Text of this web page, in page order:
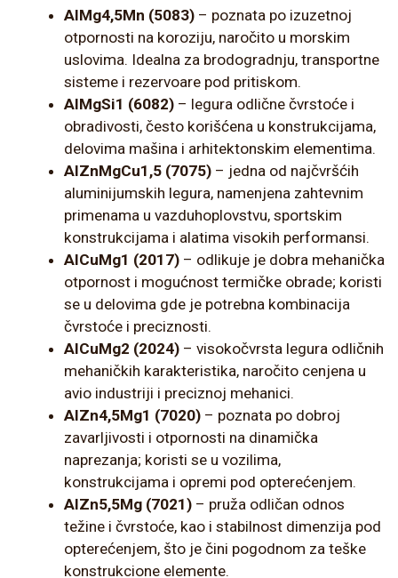
AlMg4,5Mn (5083) – poznata po izuzetnoj
otpornosti na koroziju, naročito u morskim
uslovima. Idealna za brodogradnju, transportne
sisteme i rezervoare pod pritiskom.
AlMgSi1 (6082) – legura odlične čvrstoće i
obradivosti, često korišćena u konstrukcijama,
delovima mašina i arhitektonskim elementima.
AlZnMgCu1,5 (7075) – jedna od najčvršćih
aluminijumskih legura, namenjena zahtevnim
primenama u vazduhoplovstvu, sportskim
konstrukcijama i alatima visokih performansi.
AlCuMg1 (2017) – odlikuje je dobra mehanička
otpornost i mogućnost termičke obrade; koristi
se u delovima gde je potrebna kombinacija
čvrstoće i preciznosti.
AlCuMg2 (2024) – visokočvrsta legura odličnih
mehaničkih karakteristika, naročito cenjena u
avio industriji i preciznoj mehanici.
AlZn4,5Mg1 (7020) – poznata po dobroj
zavarljivosti i otpornosti na dinamička
naprezanja; koristi se u vozilima,
konstrukcijama i opremi pod opterećenjem.
AlZn5,5Mg (7021) – pruža odličan odnos
težine i čvrstoće, kao i stabilnost dimenzija pod
opterećenjem, što je čini pogodnom za teške
konstrukcione elemente.